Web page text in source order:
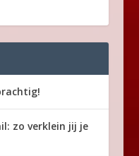
zo verklein jij je